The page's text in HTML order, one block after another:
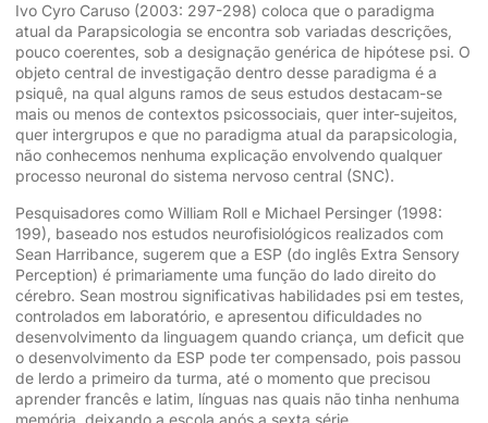
Ivo Cyro Caruso (2003: 297-298) coloca que o paradigma
atual da Parapsicologia se encontra sob variadas descrições,
pouco coerentes, sob a designação genérica de hipótese psi. O
objeto central de investigação dentro desse paradigma é a
psiquê, na qual alguns ramos de seus estudos destacam-se
mais ou menos de contextos psicossociais, quer inter-sujeitos,
quer intergrupos e que no paradigma atual da parapsicologia,
não conhecemos nenhuma explicação envolvendo qualquer
processo neuronal do sistema nervoso central (SNC).
Pesquisadores como William Roll e Michael Persinger (1998:
199), baseado nos estudos neurofisiológicos realizados com
Sean Harribance, sugerem que a ESP (do inglês Extra Sensory
Perception) é primariamente uma função do lado direito do
cérebro. Sean mostrou significativas habilidades psi em testes,
controlados em laboratório, e apresentou dificuldades no
desenvolvimento da linguagem quando criança, um deficit que
o desenvolvimento da ESP pode ter compensado, pois passou
de lerdo a primeiro da turma, até o momento que precisou
aprender francês e latim, línguas nas quais não tinha nenhuma
memória, deixando a escola após a sexta série.